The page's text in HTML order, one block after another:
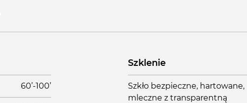
60’-100’
Szklenie
Szkło bezpieczne, hartowane,
mleczne z transparentną